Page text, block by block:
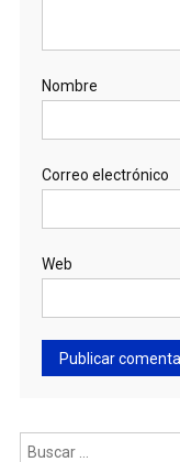
Nombre
Correo electrónico
Web